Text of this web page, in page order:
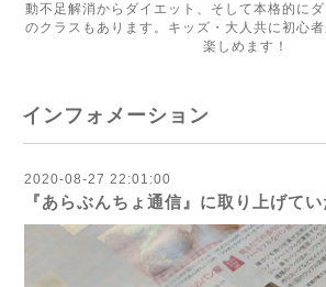
動不足解消からダイエット、そして本格的に
のクラスもあります。キッズ・大人共に初心
楽しめます！
インフォメーション
2020-08-27 22:01:00
『あらぶんちょ通信』に取り上げてい